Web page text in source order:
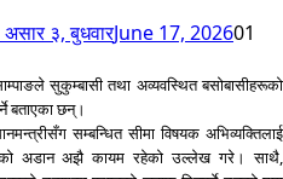
३, बुधवारJune 17, 202601
सुकुम्बासी तथा अव्यवस्थित बसोबासीहरूको
बताएका छन्।
सम्बन्धित सीमा विषयक अभिव्यक्तिलाई
अडान अझै कायम रहेको उल्लेख गरे। साथै,